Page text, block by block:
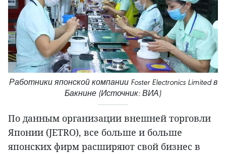
Работники японской компании Foster Electronics Limited в
Бакнине (Источник: ВИА)
По данным организации внешней торговли
Японии (JETRO), все больше и больше
японских фирм расширяют свой бизнес в